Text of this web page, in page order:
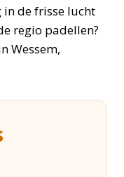
in de frisse lucht
regio padellen?
Wessem,